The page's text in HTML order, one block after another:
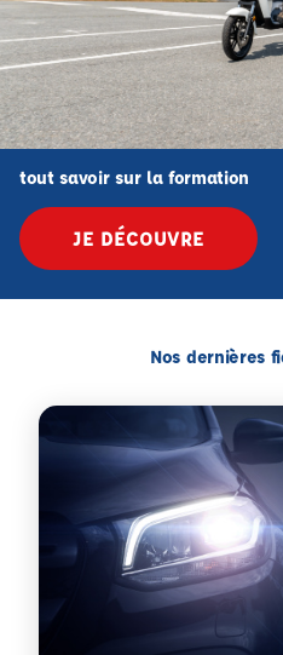
tout savoir sur la formation
JE DÉCOUVRE
Nos dernières